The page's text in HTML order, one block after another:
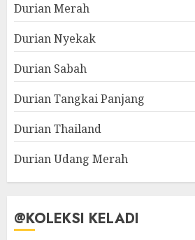
Durian Merah
Durian Nyekak
Durian Sabah
Durian Tangkai Panjang
Durian Thailand
Durian Udang Merah
@KOLEKSI KELADI